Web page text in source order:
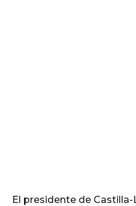
El presidente de